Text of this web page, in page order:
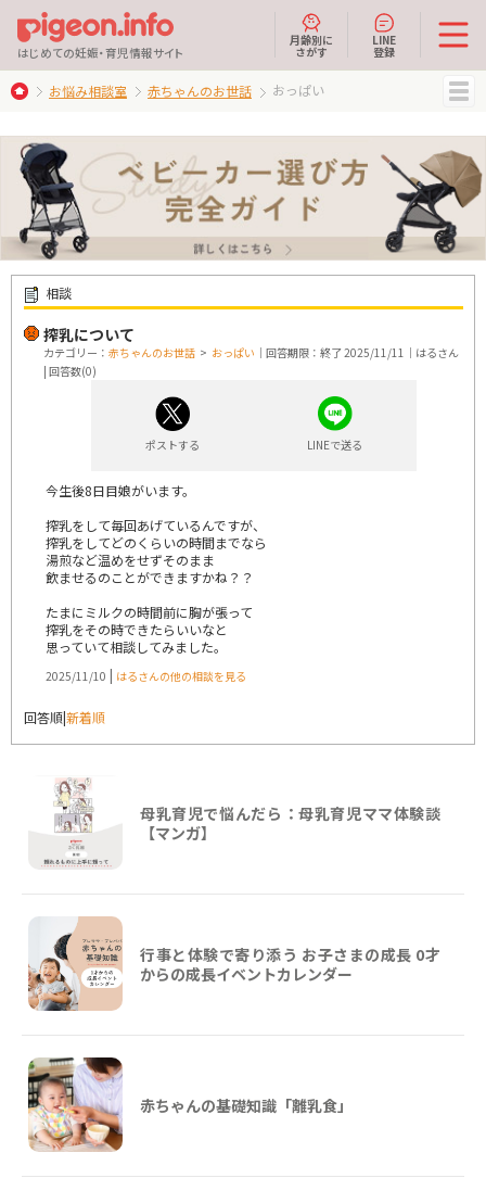
はじめての妊娠・育児情報サイト
月齢別に
さがす
LINE
登録
お悩み相談室 赤ちゃんのお世話 おっぱい
相談
搾乳について
カテゴリー： 赤ちゃんのお世話 > おっぱい ｜回答期限：終了 2025/11/11｜はるさん
| 回答数(0)
ポストする LINEで送る
今生後8日目娘がいます。
搾乳をして毎回あげているんですが、
搾乳をしてどのくらいの時間までなら
湯煎など温めをせずそのまま
飲ませるのことができますかね？？
たまにミルクの時間前に胸が張って
搾乳をその時できたらいいなと
思っていて相談してみました。
2025/11/10 | はるさんの他の相談を見る
回答順|新着順
母乳育児で悩んだら：母乳育児ママ体験談
【マンガ】
行事と体験で寄り添う お子さまの成長 0才
からの成長イベントカレンダー
赤ちゃんの基礎知識「離乳食」